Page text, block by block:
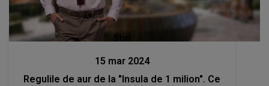
15 mar 2024
Regulile de aur de la "Insula de 1 milion". Ce